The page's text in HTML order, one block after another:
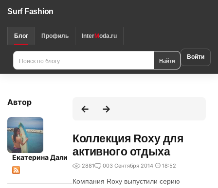
Surf Fashion
Блог Профиль InterModa.ru
Найти Войти
Автор
Екатерина Дали
Коллекция Roxy для
активного отдыха
2881 003 Сентября 2014 18:52
Компания Roxy выпустили серию